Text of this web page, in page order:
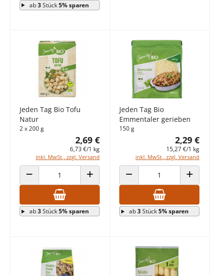
ab3Stück5% sparen
Jeden Tag Bio Tofu
Natur
2 x 200 g
2,69 €
6,73 €/1 kg
inkl. MwSt., zzgl. Versand
ANZAHL VERRINGERN ANZAHL ERHÖHEN
ab3Stück5% sparen
Jeden Tag Bio
Emmentaler gerieben
150 g
2,29 €
15,27 €/1 kg
inkl. MwSt., zzgl. Versand
ANZAHL VERRINGERN ANZAHL
ab3Stück5% sparen